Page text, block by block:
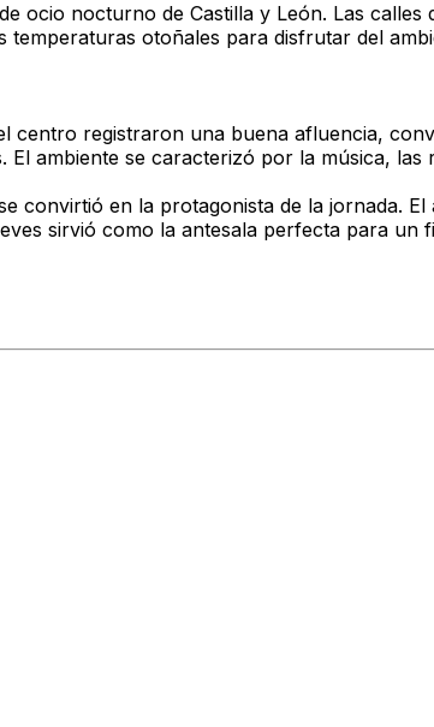
ocio nocturno de Castilla y León. Las calles
otoñales para disfrutar del
centro registraron una buena afluencia,
ambiente se caracterizó por la música, las
convirtió en la protagonista de la jornada. El
sirvió como la antesala perfecta para un